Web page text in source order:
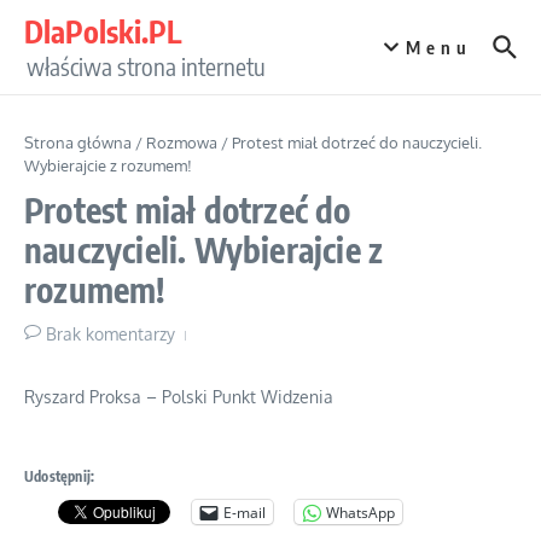
DlaPolski.PL
właściwa strona internetu
Menu
Strona główna / Rozmowa / Protest miał dotrzeć do nauczycieli.
Wybierajcie z rozumem!
Protest miał dotrzeć do
nauczycieli. Wybierajcie z
rozumem!
Brak komentarzy
Ryszard Proksa – Polski Punkt Widzenia
Udostępnij:
E-mail WhatsApp